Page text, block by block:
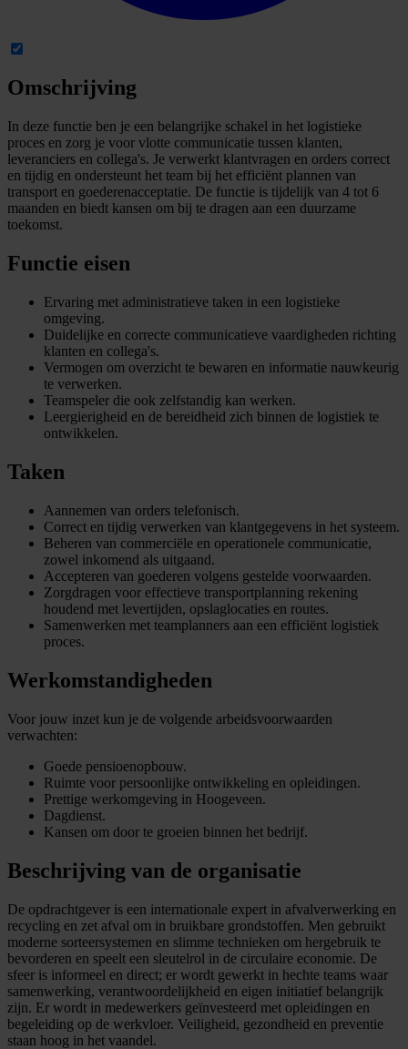
Omschrijving
In deze functie ben je een belangrijke schakel in het logistieke
proces en zorg je voor vlotte communicatie tussen klanten,
leveranciers en collega's. Je verwerkt klantvragen en orders correct
en tijdig en ondersteunt het team bij het efficiënt plannen van
transport en goederenacceptatie. De functie is tijdelijk van 4 tot 6
maanden en biedt kansen om bij te dragen aan een duurzame
toekomst.
Functie eisen
Ervaring met administratieve taken in een logistieke
omgeving.
Duidelijke en correcte communicatieve vaardigheden richting
klanten en collega's.
Vermogen om overzicht te bewaren en informatie nauwkeurig
te verwerken.
Teamspeler die ook zelfstandig kan werken.
Leergierigheid en de bereidheid zich binnen de logistiek te
ontwikkelen.
Taken
Aannemen van orders telefonisch.
Correct en tijdig verwerken van klantgegevens in het systeem.
Beheren van commerciële en operationele communicatie,
zowel inkomend als uitgaand.
Accepteren van goederen volgens gestelde voorwaarden.
Zorgdragen voor effectieve transportplanning rekening
houdend met levertijden, opslaglocaties en routes.
Samenwerken met teamplanners aan een efficiënt logistiek
proces.
Werkomstandigheden
Voor jouw inzet kun je de volgende arbeidsvoorwaarden
verwachten:
Goede pensioenopbouw.
Ruimte voor persoonlijke ontwikkeling en opleidingen.
Prettige werkomgeving in Hoogeveen.
Dagdienst.
Kansen om door te groeien binnen het bedrijf.
Beschrijving van de organisatie
De opdrachtgever is een internationale expert in afvalverwerking en
recycling en zet afval om in bruikbare grondstoffen. Men gebruikt
moderne sorteersystemen en slimme technieken om hergebruik te
bevorderen en speelt een sleutelrol in de circulaire economie. De
sfeer is informeel en direct; er wordt gewerkt in hechte teams waar
samenwerking, verantwoordelijkheid en eigen initiatief belangrijk
zijn. Er wordt in medewerkers geïnvesteerd met opleidingen en
begeleiding op de werkvloer. Veiligheid, gezondheid en preventie
staan hoog in het vaandel.